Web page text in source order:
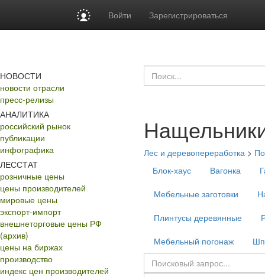
Войти Зарегистрироваться
НОВОСТИ
новости отрасли
пресс-релизы
АНАЛИТИКА
российский рынок
публикации
инфографика
ЛЕССТАТ
розничные цены
цены производителей
мировые цены
экспорт-импорт
внешнеторговые цены РФ
(архив)
цены на биржах
производство
индекс цен производителей
Лес и деревопереработка >
Блок-хаус
Вагонка
Мебельные заготовки
Плинтусы деревянные
Мебельный погонаж